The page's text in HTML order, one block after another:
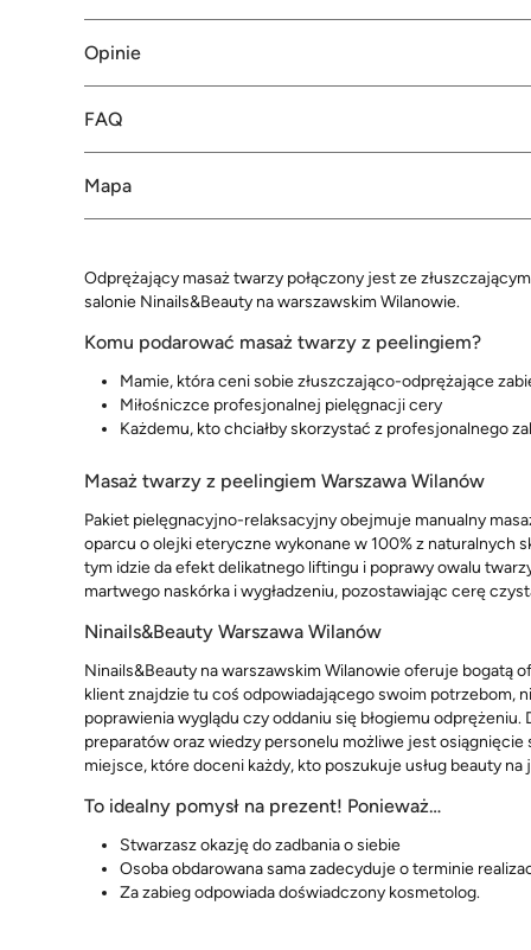
Opinie
FAQ
Mapa
Odprężający masaż twarzy połączony jest ze
salonie Ninails&Beauty na warszawskim Wilanowie.
Komu podarować masaż twarzy z peelingiem?
Mamie, która ceni sobie złuszczająco-odprężające
Miłośniczce profesjonalnej pielęgnacji cery
Każdemu, kto chciałby skorzystać z profesjonalnego
Masaż twarzy z peelingiem Warszawa Wilanów
Pakiet pielęgnacyjno-relaksacyjny obejmuje manualny
oparcu o olejki eteryczne wykonane w 100% z naturalnych
tym idzie da efekt delikatnego liftingu i poprawy owalu
martwego naskórka i wygładzeniu, pozostawiając cerę
Ninails&Beauty Warszawa Wilanów
Ninails&Beauty na warszawskim Wilanowie oferuje bogatą
klient znajdzie tu coś odpowiadającego swoim potrzebom,
poprawienia wyglądu czy oddaniu się błogiemu
preparatów oraz wiedzy personelu możliwe jest
miejsce, które doceni każdy, kto poszukuje usług beauty
To idealny pomysł na prezent! Ponieważ…
Stwarzasz okazję do zadbania o siebie
Osoba obdarowana sama zadecyduje o terminie
Za zabieg odpowiada doświadczony kosmetolog.